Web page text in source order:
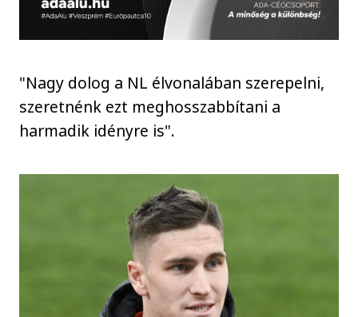
"Nagy dolog a NL élvonalában szerepelni,
szeretnénk ezt meghosszabbítani a
harmadik idényre is".